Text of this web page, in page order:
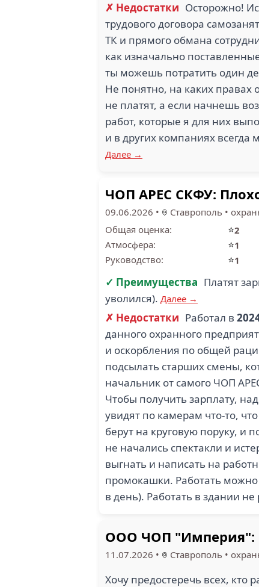
2
ЭНЕРГОМЕРА (5)
✗ Недостатки Осторожно!
трудового договора
ТК и прямого обмана
как изначально
ты можешь потратить один
Не понятно, на каких правах
не платят, а если начнешь
работ, которые я для них
и в других компаниях
Далее →
ЧОП АРЕС СКФУ:
09.06.2026 • Ставрополь •
Общая оценка:
⭐2
Атмосфера:
⭐1
Руководство:
⭐1
✓ Преимущества Платят
уволился). Далее →
✗ Недостатки Работал в
данного охранного
и оскорбления по общей
подсылать старших смены,
начальник от самого ЧОП
Чтобы получить зарплату,
увидят по камерам что-то,
берут на круговую поруку, и
не начались спектакли и
выгнать и написать на
промокашки. Работать можно
в день). Работать в здании
ООО ЧОП "Империя":
11.07.2026 • Ставрополь •
Хочу предостеречь всех,